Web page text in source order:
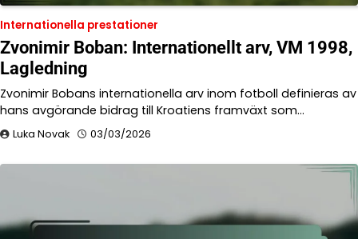
Internationella prestationer
Zvonimir Boban: Internationellt arv, VM 1998,
Lagledning
Zvonimir Bobans internationella arv inom fotboll definieras av
hans avgörande bidrag till Kroatiens framväxt som…
Luka Novak 03/03/2026